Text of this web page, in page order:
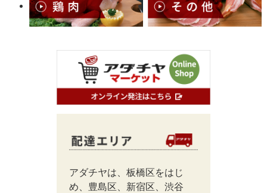
アダチヤは、板橋区をはじ
め、豊島区、新宿区、渋谷